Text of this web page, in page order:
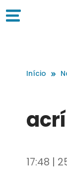
Início
17:48 |